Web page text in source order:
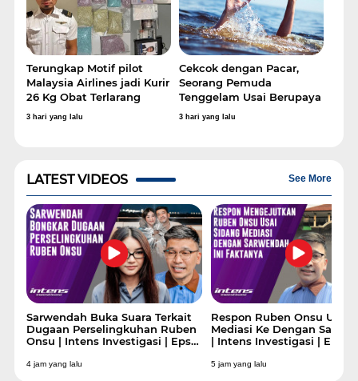
Terungkap Motif pilot
Malaysia Airlines jadi Kurir
26 Kg Obat Terlarang
3 hari yang lalu
Cekcok dengan Pacar,
Seorang Pemuda
Tenggelam Usai Berupaya
Ambil Kunci yang
3 hari yang lalu
LATEST VIDEOS See More
Sarwendah Buka Suara Terkait
Dugaan Perselingkuhan Ruben
Onsu | Intens Investigasi | Eps
4 jam yang lalu
Respon Ruben Onsu Usai
Mediasi Ke Dengan
| Intens Investigasi | Eps
5 jam yang lalu